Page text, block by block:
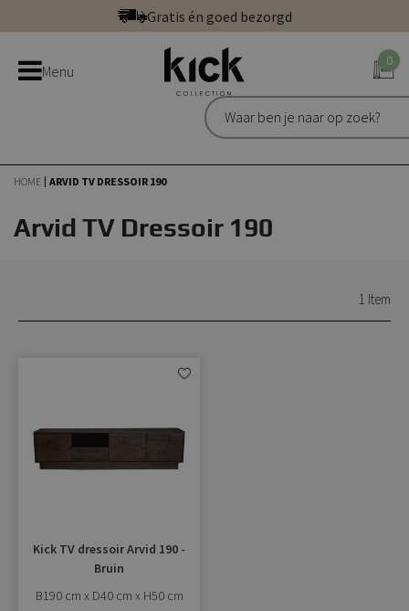
direct
naar
Gratis én goed bezorgd
Bestel bij de officiële Kick webshop
Uitstekend | 300+ reviews
Gratis én goed bezorgd
Menu
0
HOME ARVID TV DRESSOIR 190
Arvid TV Dressoir 190
1 Item
Kick TV dressoir Arvid 190 -
Bruin
B190 cm x D40 cm x H50 cm